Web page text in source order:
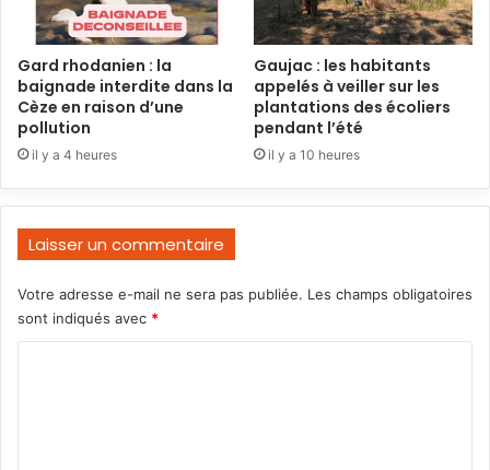
Gard rhodanien : la
baignade interdite dans la
Cèze en raison d’une
pollution
il y a 4 heures
Gaujac : les habitants
appelés à veiller sur les
plantations des écoliers
pendant l’été
il y a 10 heures
Laisser un commentaire
Votre adresse e-mail ne sera pas publiée. Les champs obligatoires
sont indiqués avec *